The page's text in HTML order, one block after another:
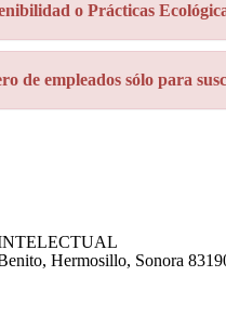
o Prácticas
de empleados sólo para
Hermosillo, Sonora